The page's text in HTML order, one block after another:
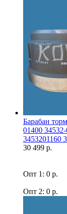
Барабан
01400
3453201160
30 499 р.
Опт 1: 0 р.
Опт 2: 0 р.